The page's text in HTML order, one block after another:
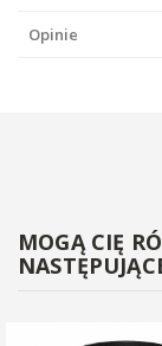
Opinie
MOGĄ CIĘ